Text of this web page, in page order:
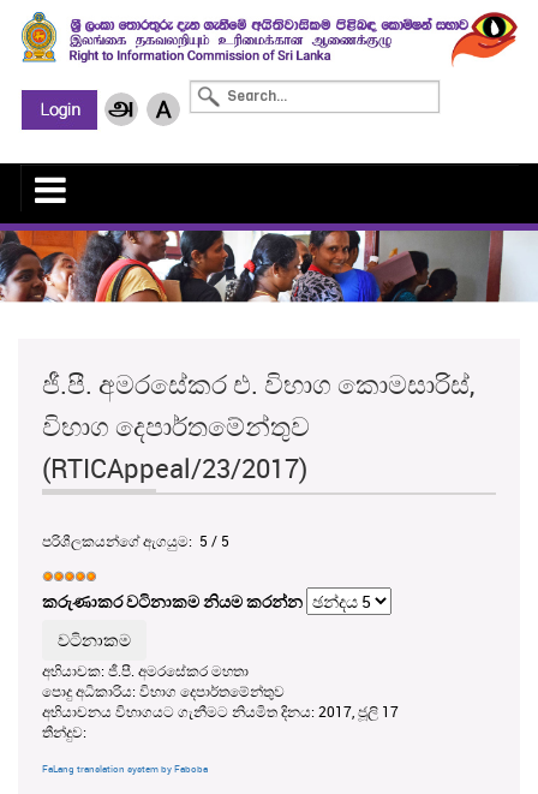
ජී.පී. අමරසේකර එ. විභාග කොමසාරිස්,
විභාග දෙපාර්තමේන්තුව
(RTICAppeal/23/2017)
පරිශීලකයන්ගේ ඇගයුම: 5 / 5
කරුණාකර වටිනාකම නියම කරන්න
අභියාචක: ජී.පී. අමරසේකර මහතා
පොදු අධිකාරිය: විභාග දෙපාර්තමේන්තුව
අභියාචනය විභාගයට ගැනීමට නියමිත දිනය: 2017, ජූලි 17
තීන්දුව:
FaLang translation system by Faboba